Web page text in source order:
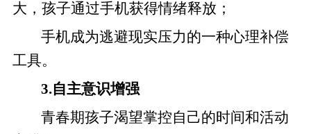
大，孩子通过手机获得情绪释放；
手机成为逃避现实压力的一种心理补偿
工具。
3.自主意识增强
青春期孩子渴望掌控自己的时间和活动